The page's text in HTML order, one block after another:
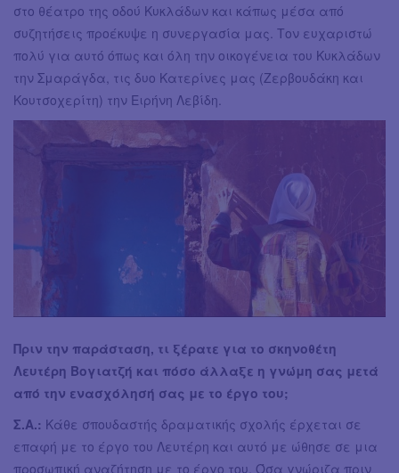
στο θέατρο της οδού Κυκλάδων και κάπως μέσα από
συζητήσεις προέκυψε η συνεργασία μας. Τον ευχαριστώ
πολύ για αυτό όπως και όλη την οικογένεια του Κυκλάδων
την Σμαράγδα, τις δυο Κατερίνες μας (Ζερβουδάκη και
Κουτσοχερίτη) την Ειρήνη Λεβίδη.
Πριν την παράσταση, τι ξέρατε για το σκηνοθέτη
Λευτέρη Βογιατζή και πόσο άλλαξε η γνώμη σας μετά
από την ενασχόλησή σας με το έργο του;
Σ.Α.: Κάθε σπουδαστής δραματικής σχολής έρχεται σε
επαφή με το έργο του Λευτέρη και αυτό με ώθησε σε μια
προσωπική αναζήτηση με το έργο του. Όσα γνώριζα πριν